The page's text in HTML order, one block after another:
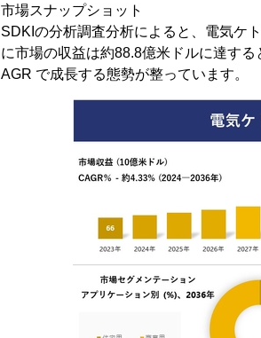
市場スナップショット
SDKIの分析調査分析によると、電気ケ
に市場の収益は約88.8億米ドルに達す
AGR で成長する態勢が整っています。